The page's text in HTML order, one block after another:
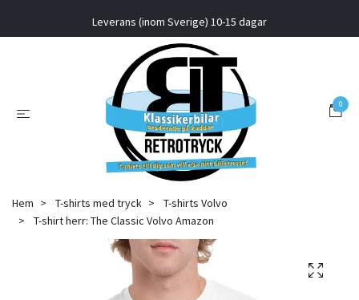
Leverans (inom Sverige) 10-15 dagar
0
Hem T-shirts med tryck
T-shirts Volvo
T-shirt herr: The Classic Volvo Amazon